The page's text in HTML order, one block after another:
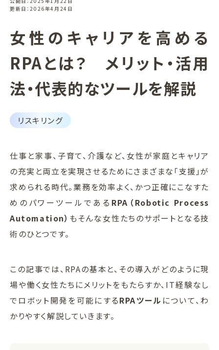
更新日：2026年4月24日
女性のキャリアを高める
RPAとは？ メリット・活用
法・代表的なツールを解説
リスキリング
仕事と家事、子育て、介護など、女性が家庭とキャリア
の充実と両立を実現させるためにさまざまな「支援」が
求められる時代。業務を効率よく、かつ正確にこなすた
めのパワーツールである RPA（Robotic Process
Automation） もそんな女性たちのサポートとなる技
術のひとつです。
この記事では、RPAの基本と、その導入がどのように現
場や働く女性たちにメリットをもたらすか、IT経験なし
でロボット開発を可能にするRPAツール について、わ
かりやすく解説していきます。